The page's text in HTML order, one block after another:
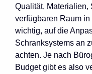
Qualität, Materialien,
verfügbaren Raum
wichtig, auf die
Schranksystems an
achten. Je nach
Budget gibt es also